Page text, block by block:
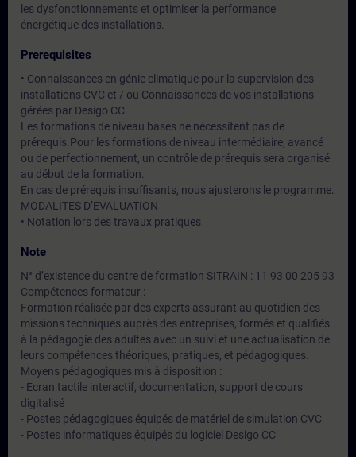
les dysfonctionnements et optimiser la performance
énergétique des installations.
Prerequisites
• Connaissances en génie climatique pour la supervision des
installations CVC et / ou Connaissances de vos installations
gérées par Desigo CC.
Les formations de niveau bases ne nécessitent pas de
prérequis.Pour les formations de niveau intermédiaire, avancé
ou de perfectionnement, un contrôle de prérequis sera organisé
au début de la formation.
En cas de prérequis insuffisants, nous ajusterons le programme.
MODALITES D’EVALUATION
• Notation lors des travaux pratiques
Note
N° d’existence du centre de formation SITRAIN : 11 93 00 205 93
Compétences formateur :
Formation réalisée par des experts assurant au quotidien des
missions techniques auprès des entreprises, formés et qualifiés
à la pédagogie des adultes avec un suivi et une actualisation de
leurs compétences théoriques, pratiques, et pédagogiques.
Moyens pédagogiques mis à disposition :
- Ecran tactile interactif, documentation, support de cours
digitalisé
- Postes pédagogiques équipés de matériel de simulation CVC
- Postes informatiques équipés du logiciel Desigo CC